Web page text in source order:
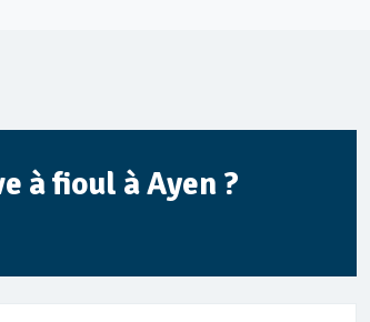
à fioul à Ayen ?